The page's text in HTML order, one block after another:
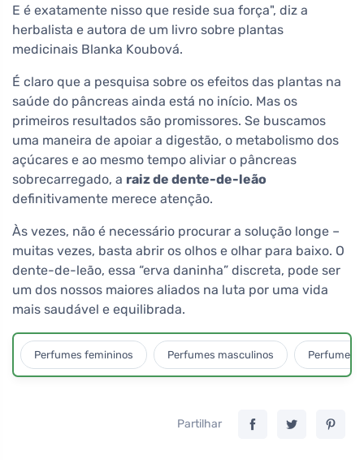
E é exatamente nisso que reside sua força", diz a
herbalista e autora de um livro sobre plantas
medicinais Blanka Koubová.
É claro que a pesquisa sobre os efeitos das plantas na
saúde do pâncreas ainda está no início. Mas os
primeiros resultados são promissores. Se buscamos
uma maneira de apoiar a digestão, o metabolismo dos
açúcares e ao mesmo tempo aliviar o pâncreas
sobrecarregado, a raiz de dente-de-leão
definitivamente merece atenção.
Às vezes, não é necessário procurar a solução longe –
muitas vezes, basta abrir os olhos e olhar para baixo. O
dente-de-leão, essa “erva daninha” discreta, pode ser
um dos nossos maiores aliados na luta por uma vida
mais saudável e equilibrada.
Perfumes femininos Perfumes masculinos Perfumes
Partilhar